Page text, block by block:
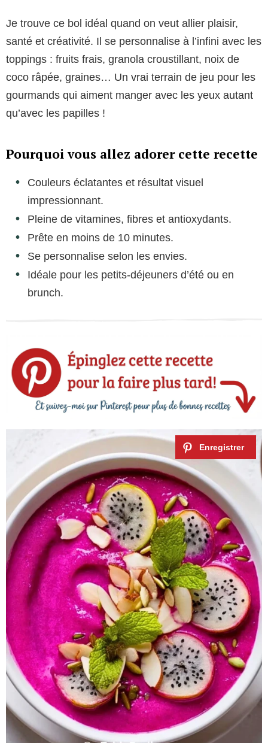
Je trouve ce bol idéal quand on veut allier plaisir,
santé et créativité. Il se personnalise à l’infini avec les
toppings : fruits frais, granola croustillant, noix de
coco râpée, graines… Un vrai terrain de jeu pour les
gourmands qui aiment manger avec les yeux autant
qu’avec les papilles !
Pourquoi vous allez adorer cette recette
Couleurs éclatantes et résultat visuel
impressionnant.
Pleine de vitamines, fibres et antioxydants.
Prête en moins de 10 minutes.
Se personnalise selon les envies.
Idéale pour les petits-déjeuners d’été ou en
brunch.